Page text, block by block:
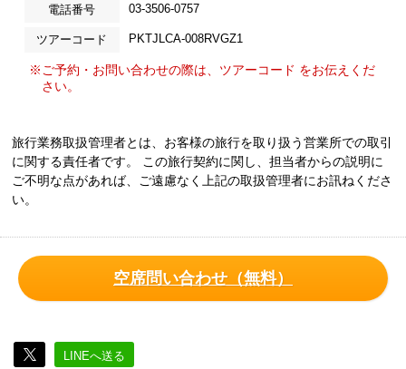
電話番号 03-3506-0757
ツアーコード PKTJLCA-008RVGZ1
※ご予約・お問い合わせの際は、ツアーコード をお伝えくだ
さい。
旅行業務取扱管理者とは、お客様の旅行を取り扱う営業所での取引
に関する責任者です。 この旅行契約に関し、担当者からの説明に
ご不明な点があれば、ご遠慮なく上記の取扱管理者にお訊ねくださ
い。
空席問い合わせ（無料）
LINEへ送る